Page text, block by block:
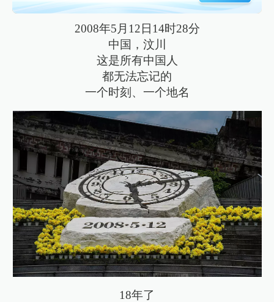
2008年5月12日14时28分
中国，汶川
这是所有中国人
都无法忘记的
一个时刻、一个地名
18年了